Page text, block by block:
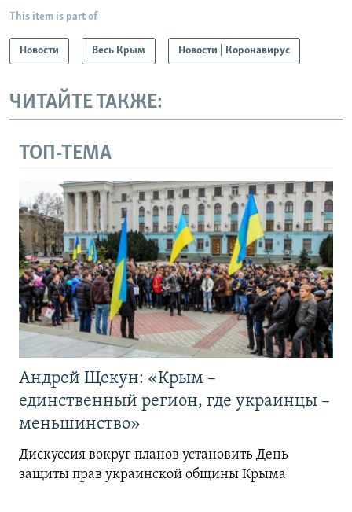
This item is part of
Новости Весь Крым Новости | Коронавирус
ЧИТАЙТЕ ТАКЖЕ:
ТОП-ТЕМА
Андрей Щекун: «Крым –
единственный регион, где украинцы –
меньшинство»
Дискуссия вокруг планов установить День
защиты прав украинской общины Крыма